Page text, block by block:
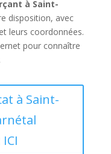
à Saint-
disposition, avec
leurs coordonnées.
pour connaître
à Saint-